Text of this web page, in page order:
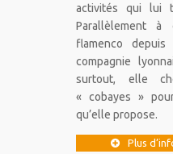
activités qui lui
Parallèlement
flamenco
compagnie
surtout, elle
« cobayes »
qu’elle propose.
Plus